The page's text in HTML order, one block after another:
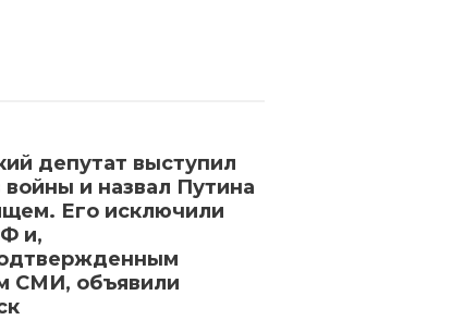
депутат выступил
войны и назвал Путина
Его исключили
и,
СМИ, объявили